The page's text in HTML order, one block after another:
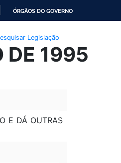
ÓRGÃOS DO GOVERNO
Legislação
DE 1995
E DÁ OUTRAS